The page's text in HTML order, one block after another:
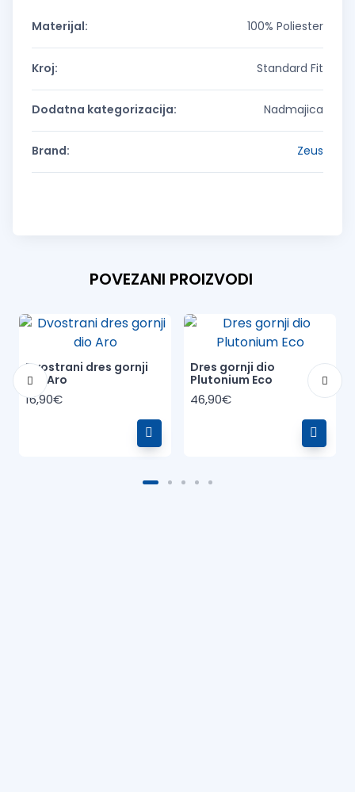
Materijal: 100% Poliester
Kroj: Standard Fit
Dodatna kategorizacija: Nadmajica
Brand: Zeus
POVEZANI PROIZVODI
Dvostrani dres gornji
dio Aro
16,90€
Dres gornji dio
Plutonium Eco
46,90€